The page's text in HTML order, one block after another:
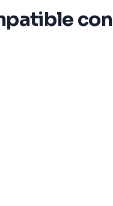
con